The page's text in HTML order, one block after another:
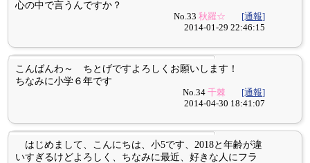
心の中で言うんですか？
No.33秋羅☆
[通報]
2014-01-29 22:46:15
こんばんわ～ ちとげですよろしくお願いします！
ちなみに小学６年です
No.34千棘
[通報]
2014-04-30 18:41:07
はじめまして、こんにちは、小5です、2018と年齢が違
いすぎるけどよろしく、ちなみに最近、好きな人にフラ